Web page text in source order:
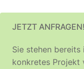
JETZT ANFRAGEN!
Sie stehen
konkretes Projekt